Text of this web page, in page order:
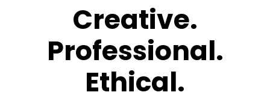
Creative.
Professional.
Ethical.